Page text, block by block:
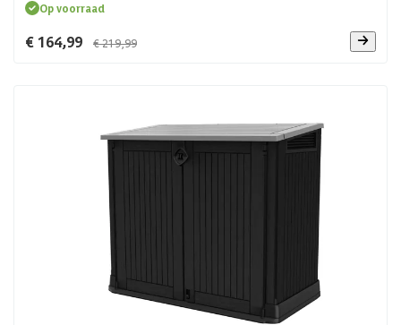
Op voorraad
€ 164,99 € 219,99